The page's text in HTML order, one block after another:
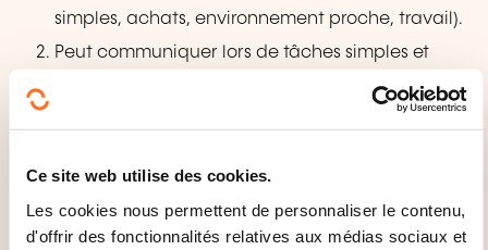
Ce site web utilise des cookies.
Les cookies nous permettent de personnaliser le contenu,
d'offrir des fonctionnalités relatives aux médias sociaux et
simples, achats, environnement proche, travail).
Peut communiquer lors de tâches simples et
habituelles ne demandant qu'un échange
d'informations simple et direct sur des sujets
Peut décrire avec des moyens simples sa
formation, son environnement immédiat et
évoquer des sujets qui correspondent à des